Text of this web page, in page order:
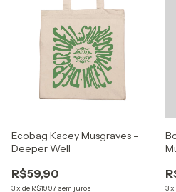
Ecobag Kacey Musgraves -
Deeper Well
R$59,90
3x de R$19,97 sem juros 3x